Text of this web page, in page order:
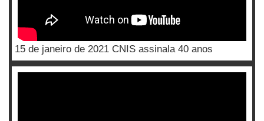
15 de janeiro de 2021 CNIS assinala 40 anos